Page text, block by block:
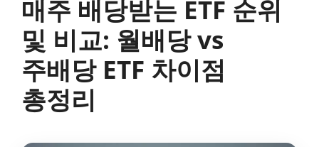
매주 배당받는 ETF 순위
및 비교: 월배당 vs
주배당 ETF 차이점
총정리